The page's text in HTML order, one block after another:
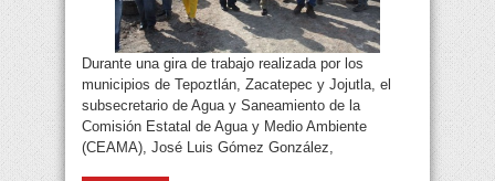
Durante una gira de trabajo realizada por los
municipios de Tepoztlán, Zacatepec y Jojutla, el
subsecretario de Agua y Saneamiento de la
Comisión Estatal de Agua y Medio Ambiente
(CEAMA), José Luis Gómez González,